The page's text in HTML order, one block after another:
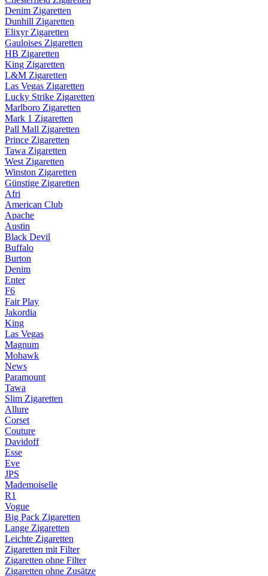
Denim Zigaretten
Dunhill Zigaretten
Elixyr Zigaretten
Gauloises Zigaretten
HB Zigaretten
King Zigaretten
L&M Zigaretten
Las Vegas Zigaretten
Lucky Strike Zigaretten
Marlboro Zigaretten
Mark 1 Zigaretten
Pall Mall Zigaretten
Prince Zigaretten
Tawa Zigaretten
West Zigaretten
Winston Zigaretten
Günstige Zigaretten
Afri
American Club
Apache
Austin
Black Devil
Buffalo
Burton
Denim
Enter
F6
Fair Play
Jakordia
King
Las Vegas
Magnum
Mohawk
News
Paramount
Tawa
Slim Zigaretten
Allure
Corset
Couture
Davidoff
Esse
Eve
JPS
Mademoiselle
R1
Vogue
Big Pack Zigaretten
Lange Zigaretten
Leichte Zigaretten
Zigaretten mit Filter
Zigaretten ohne Filter
Zigaretten ohne Zusätze